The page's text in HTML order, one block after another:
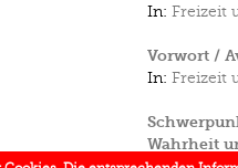
In: Freizeit
Vorwort /
In: Freizeit
Wahrheit